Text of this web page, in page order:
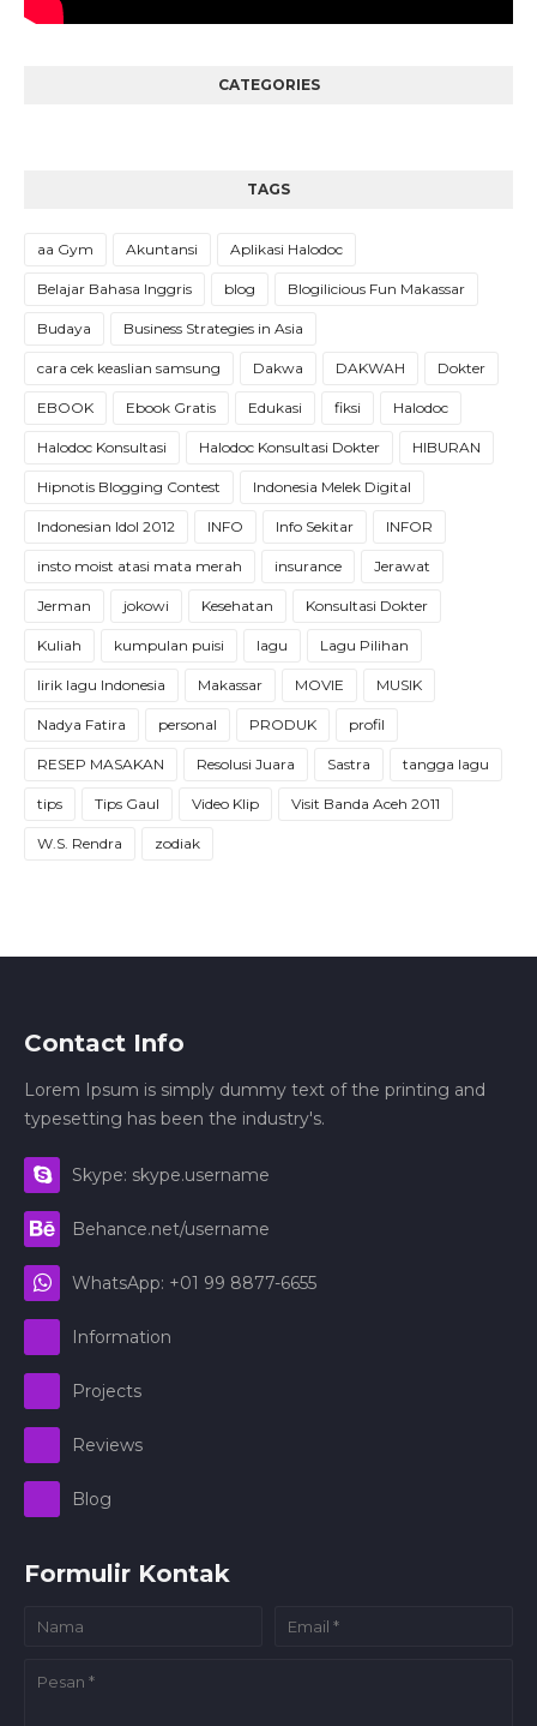
CATEGORIES
TAGS
aa Gym Akuntansi Aplikasi Halodoc
Belajar Bahasa Inggris blog Blogilicious Fun Makassar
Budaya Business Strategies in Asia
cara cek keaslian samsung Dakwa DAKWAH Dokter
EBOOK Ebook Gratis Edukasi fiksi Halodoc
Halodoc Konsultasi Halodoc Konsultasi Dokter HIBURAN
Hipnotis Blogging Contest Indonesia Melek Digital
Indonesian Idol 2012 INFO Info Sekitar INFOR
insto moist atasi mata merah insurance Jerawat
Jerman jokowi Kesehatan Konsultasi Dokter
Kuliah kumpulan puisi lagu Lagu Pilihan
lirik lagu Indonesia Makassar MOVIE MUSIK
Nadya Fatira personal PRODUK profil
RESEP MASAKAN Resolusi Juara Sastra tangga lagu
tips Tips Gaul Video Klip Visit Banda Aceh 2011
W.S. Rendra zodiak
Contact Info
Lorem Ipsum is simply dummy text of the printing and
typesetting has been the industry's.
Skype: skype.username
Behance.net/username
WhatsApp: +01 99 8877-6655
Information
Projects
Reviews
Blog
Formulir Kontak